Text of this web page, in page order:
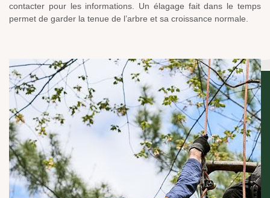
contacter pour les informations. Un élagage fait dans le temps
permet de garder la tenue de l’arbre et sa croissance normale.